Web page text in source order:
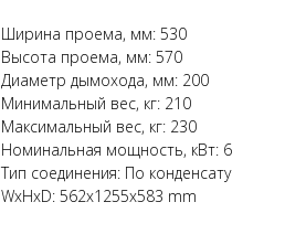
Ширина проема, мм: 530
Высота проема, мм: 570
Диаметр дымохода, мм: 200
Минимальный вес, кг: 210
Максимальный вес, кг: 230
Номинальная мощность, кВт: 6
Тип соединения: По конденсату
WxHxD: 562x1255x583 mm